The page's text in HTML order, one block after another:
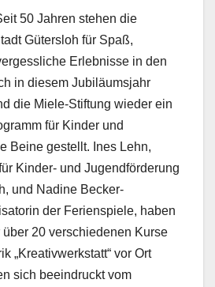
50 Jahren stehen die
Gütersloh für Spaß,
Erlebnisse in den
in diesem Jubiläumsjahr
die Miele-Stiftung wieder ein
für Kinder und
Beine gestellt. Ines Lehn,
Kinder- und Jugendförderung
und Nadine Becker-
der Ferienspiele, haben
20 verschiedenen Kurse
„Kreativwerkstatt“ vor Ort
sich beeindruckt vom